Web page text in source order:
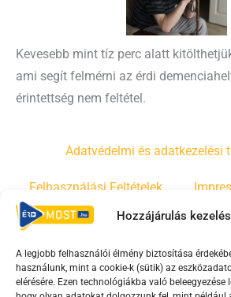
Hozzájárulás
A legjobb felhasználói élmény biztosítása
használunk, mint a cookie-k (sütik) az
elérésére. Ezen technológiákba való beleegyezése
Kevesebb mint tíz perc alatt
ami segít felmérni az érdi
érintettség nem feltétel.
Adatvédelmi és adatkezelési
Felhasználási Feltételek
Irányelvek Moderálási
F
Y
T